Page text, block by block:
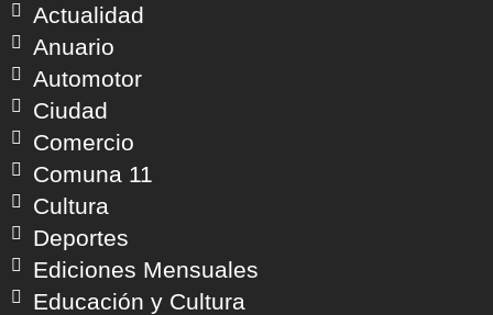
Actualidad
Anuario
Automotor
Ciudad
Comercio
Comuna 11
Cultura
Deportes
Ediciones Mensuales
Educación y Cultura